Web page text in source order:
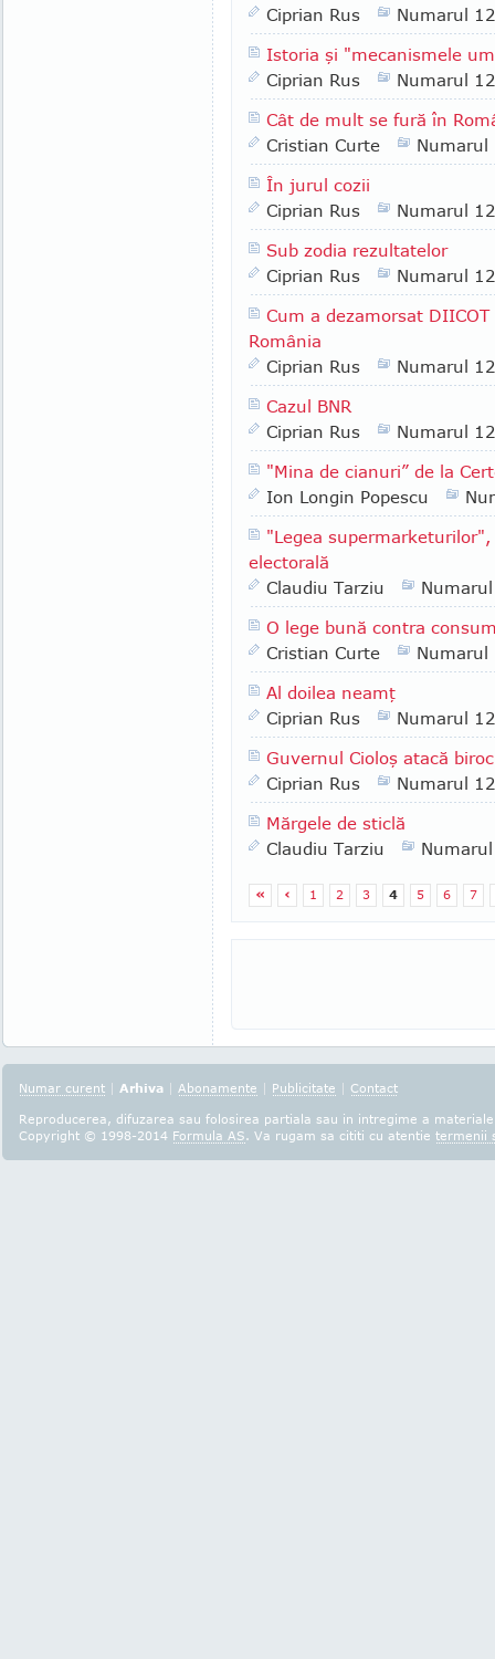
Ciprian Rus
Numarul
Istoria şi "mecanismele
Ciprian Rus
Numarul
Cât de mult se fură în
Cristian Curte
Numarul
În jurul cozii
Ciprian Rus
Numarul
Sub zodia rezultatelor
Ciprian Rus
Numarul
Cum a dezamorsat
România
Ciprian Rus
Numarul
Cazul BNR
Ciprian Rus
Numarul
"Mina de cianuri” de la
Ion Longin Popescu
"Legea
electorală
Claudiu Tarziu
O lege bună contra
Cristian Curte
Numarul
Al doilea neamţ
Ciprian Rus
Numarul
Guvernul Cioloş atacă
Ciprian Rus
Numarul
Mărgele de sticlă
Claudiu Tarziu
« ‹ 1 2 3 4 5 6 7
Numar curent | Arhiva | Abonamente | Publicitate | Contact
Reproducerea, difuzarea sau folosirea partiala sau in intregime a
Copyright © 1998-2014 Formula AS. Va rugam sa cititi cu atentie termenii